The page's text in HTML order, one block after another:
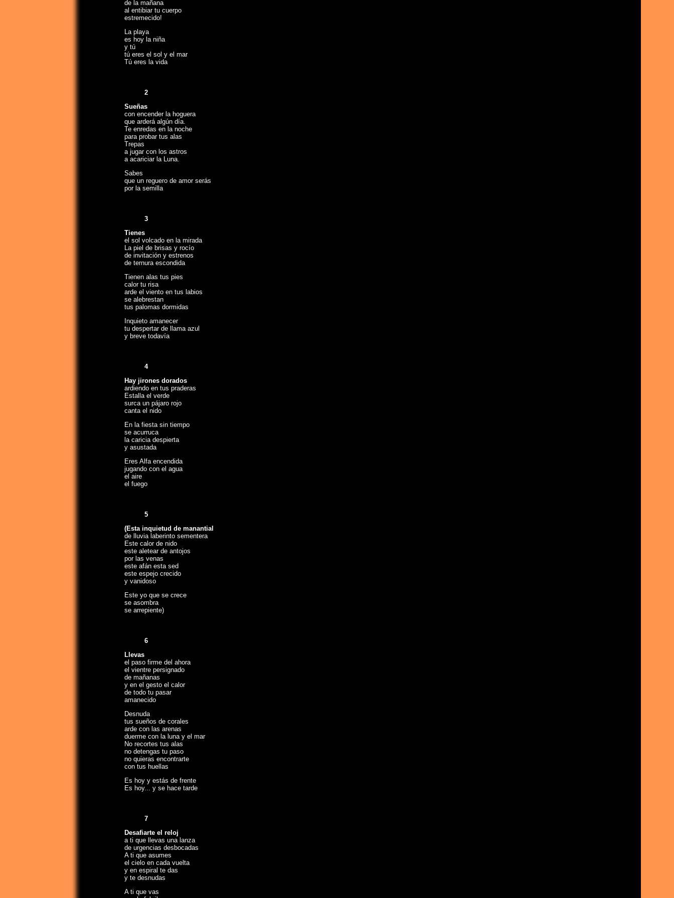
de la mañana
al entibiar tu cuerpo
estremecido!
La playa
es hoy la niña
y tú
tú eres el sol y el mar
Tú eres la vida
2
Sueñas
con encender la hoguera
que arderá algún día.
Te enredas en la noche
para probar tus alas
Trepas
a jugar con los astros
a acariciar la Luna.
Sabes
que un reguero de amor serás
por la semilla
3
Tienes
el sol volcado en la mirada
La piel de brisas y rocío
de invitación y estrenos
de ternura escondida
Tienen alas tus pies
calor tu risa
arde el viento en tus labios
se alebrestan
tus palomas dormidas
Inquieto amanecer
tu despertar de llama azul
y breve todavía
4
Hay jirones dorados
ardiendo en tus praderas
Estalla el verde
surca un pájaro rojo
canta el nido
En la fiesta sin tiempo
se acurruca
la caricia despierta
y asustada
Eres Alfa encendida
jugando con el agua
el aire
el fuego
5
(Esta inquietud de manantial
de lluvia laberinto sementera
Este calor de nido
este aletear de antojos
por las venas
este afán esta sed
este espejo crecido
y vanidoso
Este yo que se crece
se asombra
se arrepiente)
6
Llevas
el paso firme del ahora
el vientre persignado
de mañanas
y en el gesto el calor
de todo tu pasar
amanecido
Desnuda
tus sueños de corales
arde con las arenas
duerme con la luna y el mar
No recortes tus alas
no detengas tu paso
no quieras encontrarte
con tus huellas
Es hoy y estás de frente
Es hoy... y se hace tarde
7
Desafiarte el reloj
a ti que llevas una lanza
de urgencias desbocadas
A ti que asumes
el cielo en cada vuelta
y en espiral te das
y te desnudas
A ti que vas